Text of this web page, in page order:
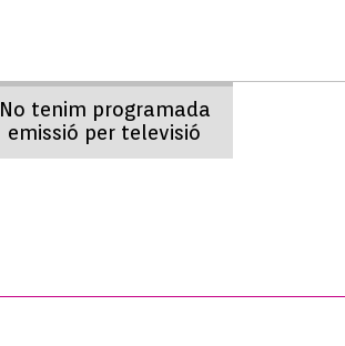
No tenim programada
emissió per televisió